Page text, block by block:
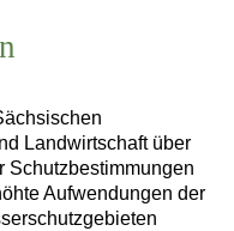
Landwirtschaft über
Schutzbestimmungen
Aufwendungen der